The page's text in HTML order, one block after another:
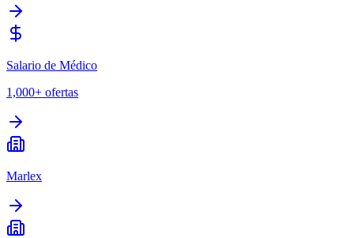
Salario de Médico
1,000+ ofertas
Marlex